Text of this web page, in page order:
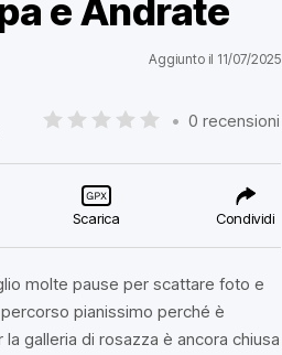
e Andrate
Aggiunto il 11/07/2025
• 0 recensioni
Scarica Condividi
molte pause per scattare foto e
pianissimo perché è
galleria di rosazza è ancora chiusa